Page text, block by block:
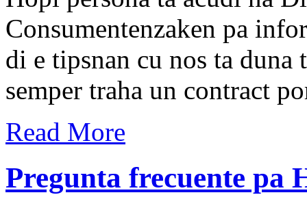
Consumentenzaken pa
di e tipsnan cu nos ta duna
semper traha un contract
Read More
Pregunta frecuente pa